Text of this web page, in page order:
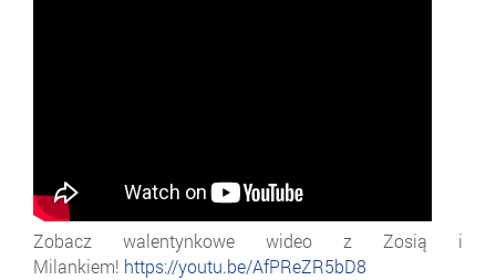
Zobacz walentynkowe wideo z Zosią i
Milankiem! https://youtu.be/AfPReZR5bD8